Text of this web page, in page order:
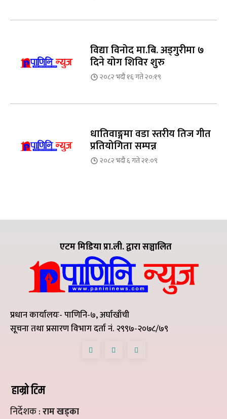
विद्या विनोद मा.बि. अड्गुरीमा ७
दिने योग शिविर शुरु
२०८२ भदौ १६ गते २०:१९
धातिवाङ्गमा वडा स्तरीय तिज गीत
प्रतियोगिता सम्पन्न
२०८२ भदौ ६ गते २१:०९
एटम मिडिया प्रा.ली. द्वारा सञ्चालित
प्रधान कार्यालयः- पाणिनि-७, अर्घाखाँची
सूचना तथा प्रसारण विभाग दर्ता नं. २९९७-२०७८/७९
हाम्रो टिम
निर्देशक :राम खड्का